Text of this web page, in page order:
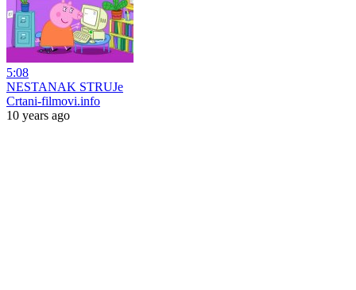
5:08
NESTANAK STRUJe
Crtani-filmovi.info
10 years ago